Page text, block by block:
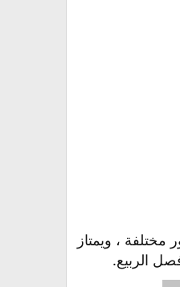
، ويمتاز
الربيع.​